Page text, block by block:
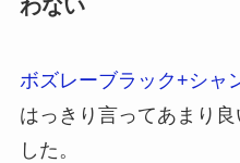
わない
ボズレーブラック+シャ
はっきり言ってあまり
した。